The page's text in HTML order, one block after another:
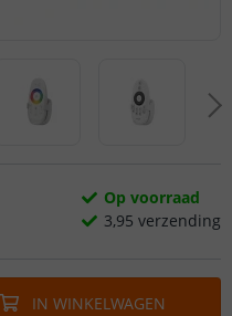
Op voorraad
3,95 verzending
IN WINKELWAGEN